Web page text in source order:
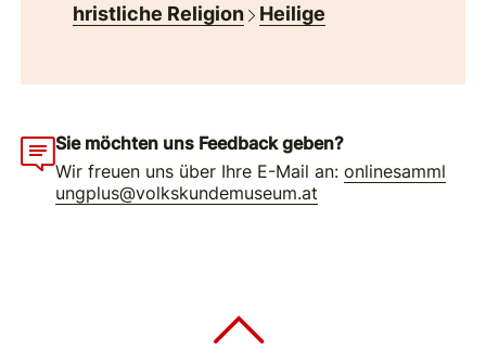
hristliche Religion
Heilige
Sie möchten uns Feedback geben?
Wir freuen uns über Ihre E-Mail an:onlinesamml
ungplus@volkskundemuseum.at